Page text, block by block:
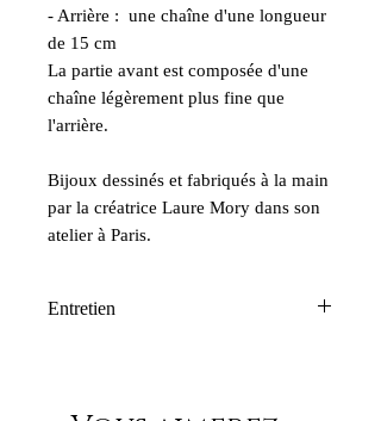
- Arrière : une chaîne d'une longueur
de 15 cm
La partie avant est composée d'une
chaîne légèrement plus fine que
l'arrière.
Bijoux dessinés et fabriqués à la main
par la créatrice Laure Mory dans son
atelier à Paris.
Entretien
pas. Mais nous déconseillons